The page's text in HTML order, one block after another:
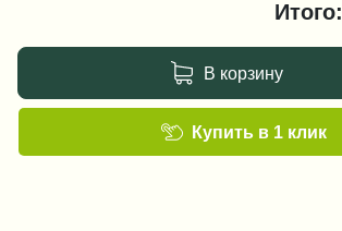
Итого:
В корзину
Купить в 1 клик